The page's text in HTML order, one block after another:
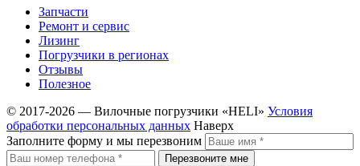
Запчасти
Ремонт и сервис
Лизинг
Погрузчики в регионах
Отзывы
Полезное
© 2017-2026 — Вилочные погрузчики «HELI» Условия
обработки персональных данных Наверх
Заполните форму и мы перезвоним
Перезвоните мне